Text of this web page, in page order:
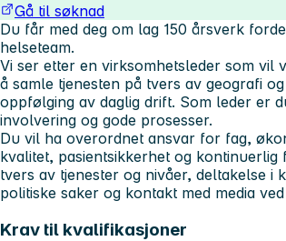
Gå til søknad
Du får med deg om lag 150 årsverk
helseteam.
Vi ser etter en virksomhetsleder som vil
å samle tjenesten på tvers av geografi
oppfølging av daglig drift. Som leder er
involvering og gode prosesser.
Du vil ha overordnet ansvar for fag,
kvalitet, pasientsikkerhet og
tvers av tjenester og nivåer, deltakelse i
politiske saker og kontakt med media
Krav til kvalifikasjoner